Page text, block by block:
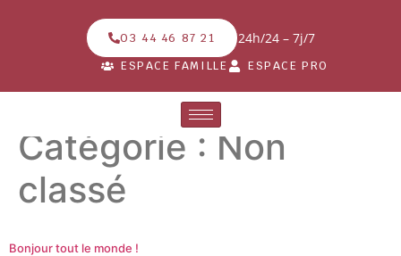
03 44 46 87 21 24h/24 – 7j/7
ESPACE FAMILLE ESPACE PRO
Catégorie : Non
classé
Bonjour tout le monde !